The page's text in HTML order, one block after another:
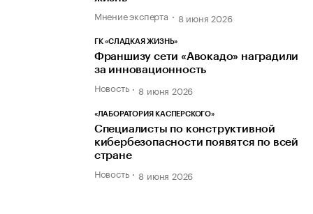
Мнение эксперта 8 июня 2026
ГК «СЛАДКАЯ ЖИЗНЬ»
Франшизу сети «Авокадо» наградили
за инновационность
Новость 8 июня 2026
«ЛАБОРАТОРИЯ КАСПЕРСКОГО»
Специалисты по конструктивной
кибербезопасности появятся по всей
стране
Новость 8 июня 2026